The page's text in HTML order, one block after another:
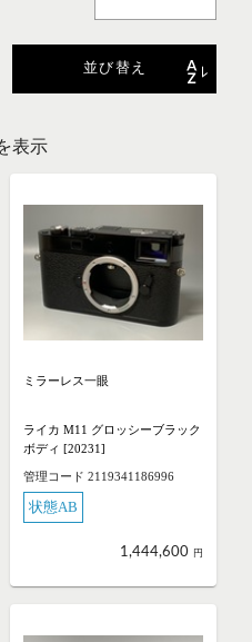
並び替え
表示
ミラーレス一眼
ライカ M11 グロッシーブラック
ボディ [20231]
管理コード 2119341186996
状態AB
1,444,600 円